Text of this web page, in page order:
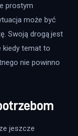
prostym
może być
Swoją drogą jest
kiedy temat to
nie powinno
jeszcze